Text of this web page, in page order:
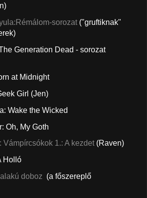
sorozat("gruftiknak"
Generation Dead - sorozat
at Midnight
Girl (Jen)
Wake the Wicked
Oh, My Goth
Vámpírcsókok 1.: A kezdet(Raven)
Holló
doboz (a főszereplő